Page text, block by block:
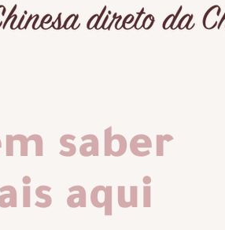
saber
aqui